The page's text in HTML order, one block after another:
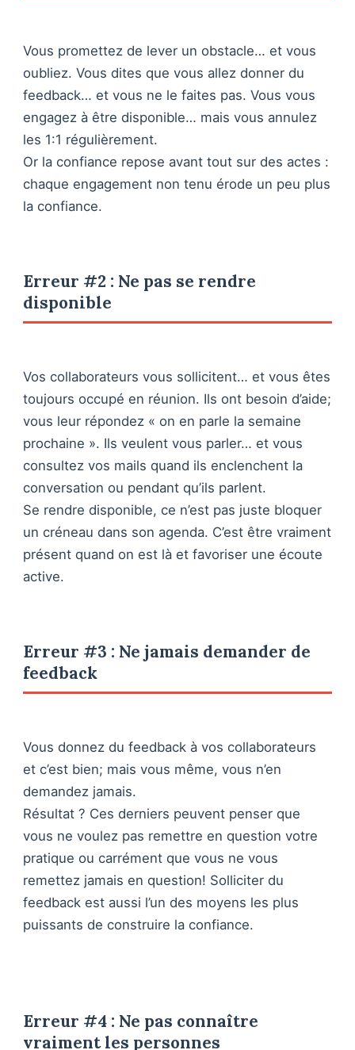
Vous promettez de lever un obstacle… et vous
oubliez. Vous dites que vous allez donner du
feedback… et vous ne le faites pas. Vous vous
engagez à être disponible… mais vous annulez
les 1:1 régulièrement.
Or la confiance repose avant tout sur des actes :
chaque engagement non tenu érode un peu plus
la confiance.
Erreur #2 : Ne pas se rendre
disponible
Vos collaborateurs vous sollicitent… et vous êtes
toujours occupé en réunion. Ils ont besoin d’aide;
vous leur répondez « on en parle la semaine
prochaine ». Ils veulent vous parler… et vous
consultez vos mails quand ils enclenchent la
conversation ou pendant qu’ils parlent.
Se rendre disponible, ce n’est pas juste bloquer
un créneau dans son agenda. C’est être vraiment
présent quand on est là et favoriser une écoute
active.
Erreur #3 : Ne jamais demander de
feedback
Vous donnez du feedback à vos collaborateurs
et c’est bien; mais vous même, vous n’en
demandez jamais.
Résultat ? Ces derniers peuvent penser que
vous ne voulez pas remettre en question votre
pratique ou carrément que vous ne vous
remettez jamais en question! Solliciter du
feedback est aussi l’un des moyens les plus
puissants de construire la confiance.
Erreur #4 : Ne pas connaître
vraiment les personnes